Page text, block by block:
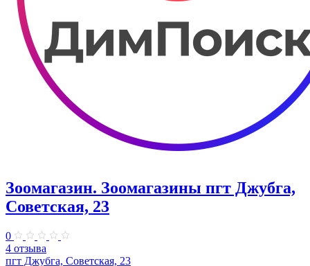
Зоомагазин. Зоомагазины пгт Джубга,
Советская, 23
0
4 отзыва
пгт Джубга, Советская, 23